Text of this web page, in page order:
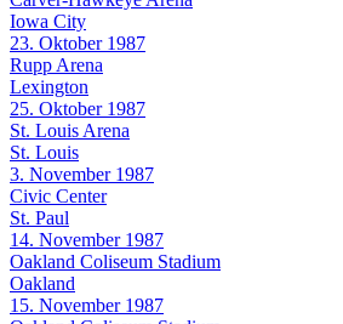
Iowa City
23. Oktober 1987
Rupp Arena
Lexington
25. Oktober 1987
St. Louis Arena
St. Louis
3. November 1987
Civic Center
St. Paul
14. November 1987
Oakland Coliseum Stadium
Oakland
15. November 1987